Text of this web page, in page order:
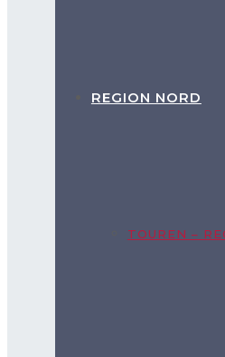
REGION NORD
TOUREN –